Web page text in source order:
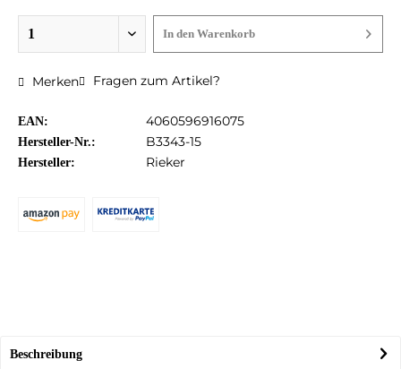
In den Warenkorb
Merken Fragen zum Artikel?
EAN: 4060596916075
Hersteller-Nr.: B3343-15
Hersteller: Rieker
Beschreibung